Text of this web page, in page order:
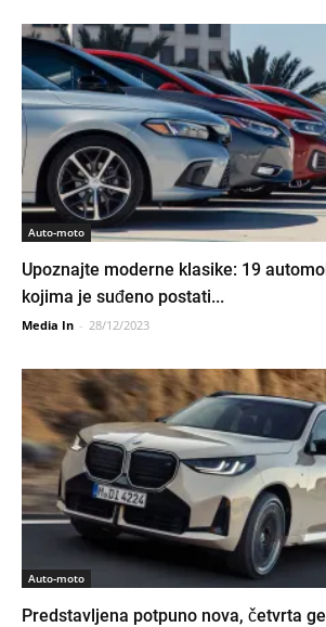
Auto-moto
Upoznajte moderne klasike: 19
kojima je suđeno postati...
Media In - 28/12/2023
Auto-moto
Predstavljena potpuno nova, četvrta